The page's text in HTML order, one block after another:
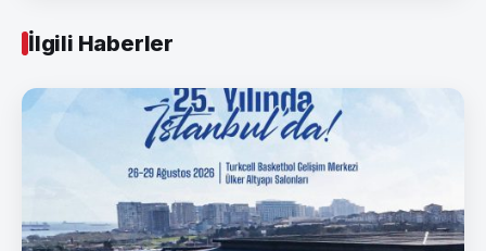
İlgili Haberler